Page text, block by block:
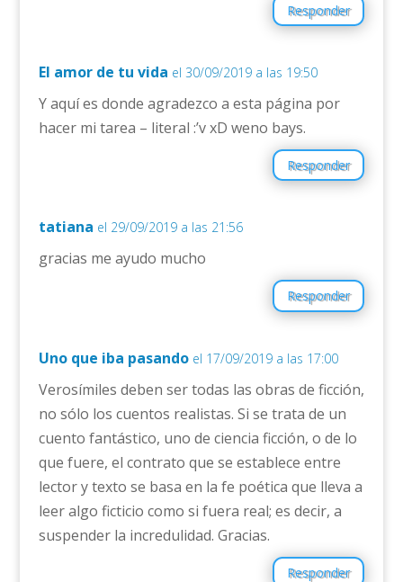
Responder
El amor de tu vida el 30/09/2019 a las 19:50
Y aquí es donde agradezco a esta página por
hacer mi tarea – literal :’v xD weno bays.
Responder
tatiana el 29/09/2019 a las 21:56
gracias me ayudo mucho
Responder
Uno que iba pasando el 17/09/2019 a las 17:00
Verosímiles deben ser todas las obras de ficción,
no sólo los cuentos realistas. Si se trata de un
cuento fantástico, uno de ciencia ficción, o de lo
que fuere, el contrato que se establece entre
lector y texto se basa en la fe poética que lleva a
leer algo ficticio como si fuera real; es decir, a
suspender la incredulidad. Gracias.
Responder